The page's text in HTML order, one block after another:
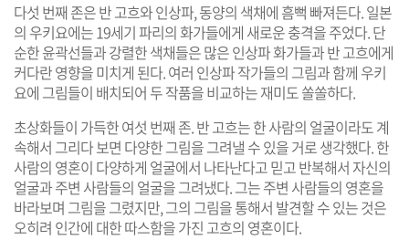
다섯 번째 존은 반 고흐와 인상파, 동양의 색채에 흠뻑 빠져든다. 일본
의 우키요에는 19세기 파리의 화가들에게 새로운 충격을 주었다. 단
순한 윤곽선들과 강렬한 색채들은 많은 인상파 화가들과 반 고흐에게
커다란 영향을 미치게 된다. 여러 인상파 작가들의 그림과 함께 우키
요에 그림들이 배치되어 두 작품을 비교하는 재미도 쏠쏠하다.
초상화들이 가득한 여섯 번째 존. 반 고흐는 한 사람의 얼굴이라도 계
속해서 그리다 보면 다양한 그림을 그려낼 수 있을 거로 생각했다. 한
사람의 영혼이 다양하게 얼굴에서 나타난다고 믿고 반복해서 자신의
얼굴과 주변 사람들의 얼굴을 그려냈다. 그는 주변 사람들의 영혼을
바라보며 그림을 그렸지만, 그의 그림을 통해서 발견할 수 있는 것은
오히려 인간에 대한 따스함을 가진 고흐의 영혼이다.